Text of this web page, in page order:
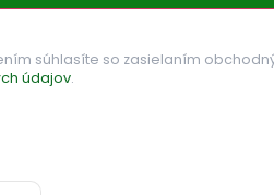
súhlasíte so zasielaním
údajov.